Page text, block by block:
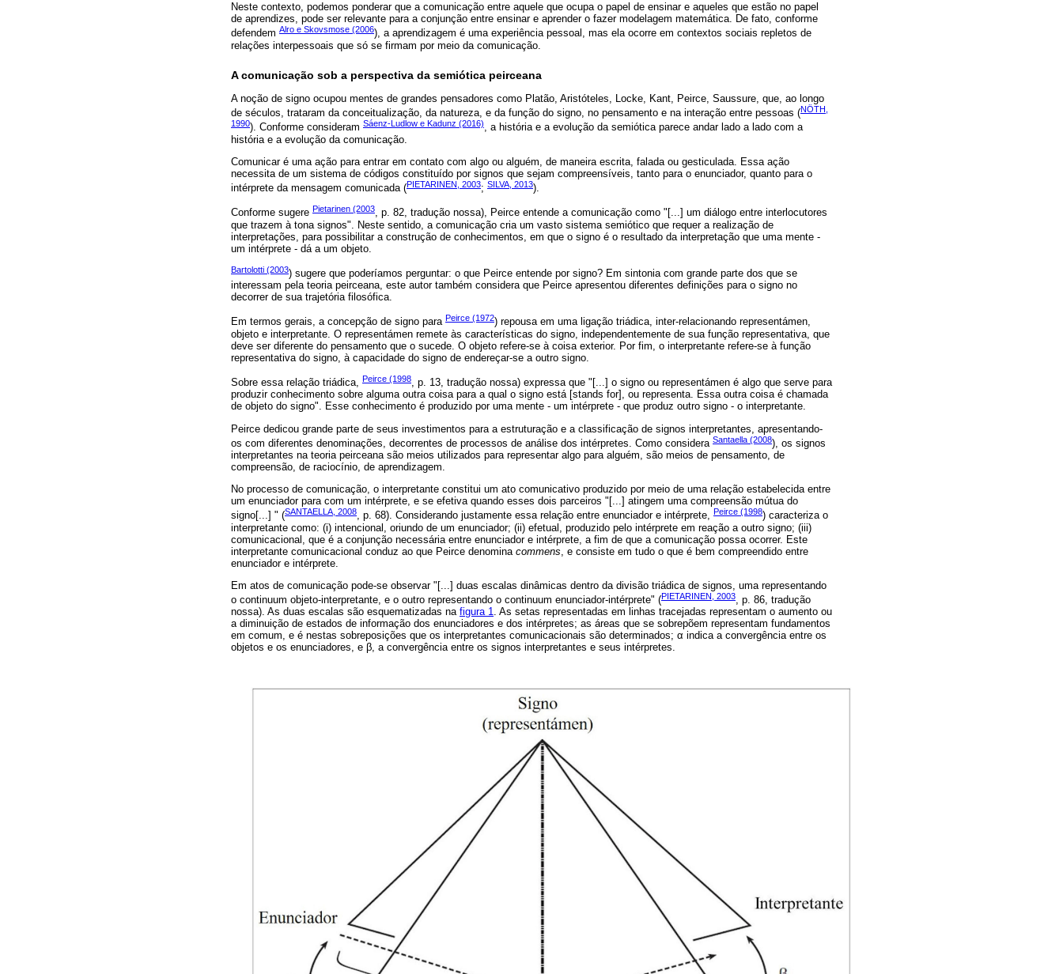
Neste contexto, podemos ponderar que a comunicação entre aquele que ocupa o papel de ensinar e aqueles que estão no papel
de aprendizes, pode ser relevante para a conjunção entre ensinar e aprender o fazer modelagem matemática. De fato, conforme
defendem Alro e Skovsmose (2006), a aprendizagem é uma experiência pessoal, mas ela ocorre em contextos sociais repletos de
relações interpessoais que só se firmam por meio da comunicação.
A comunicação sob a perspectiva da semiótica peirceana
A noção de signo ocupou mentes de grandes pensadores como Platão, Aristóteles, Locke, Kant, Peirce, Saussure, que, ao longo
de séculos, trataram da conceitualização, da natureza, e da função do signo, no pensamento e na interação entre pessoas (NÖTH,
1990). Conforme consideram Sáenz-Ludlow e Kadunz (2016), a história e a evolução da semiótica parece andar lado a lado com a
história e a evolução da comunicação.
Comunicar é uma ação para entrar em contato com algo ou alguém, de maneira escrita, falada ou gesticulada. Essa ação
necessita de um sistema de códigos constituído por signos que sejam compreensíveis, tanto para o enunciador, quanto para o
intérprete da mensagem comunicada (PIETARINEN, 2003; SILVA, 2013).
Conforme sugere Pietarinen (2003, p. 82, tradução nossa), Peirce entende a comunicação como "[...] um diálogo entre interlocutores
que trazem à tona signos". Neste sentido, a comunicação cria um vasto sistema semiótico que requer a realização de
interpretações, para possibilitar a construção de conhecimentos, em que o signo é o resultado da interpretação que uma mente -
um intérprete - dá a um objeto.
Bartolotti (2003) sugere que poderíamos perguntar: o que Peirce entende por signo? Em sintonia com grande parte dos que se
interessam pela teoria peirceana, este autor também considera que Peirce apresentou diferentes definições para o signo no
decorrer de sua trajetória filosófica.
Em termos gerais, a concepção de signo para Peirce (1972) repousa em uma ligação triádica, inter-relacionando representámen,
objeto e interpretante. O representámen remete às características do signo, independentemente de sua função representativa, que
deve ser diferente do pensamento que o sucede. O objeto refere-se à coisa exterior. Por fim, o interpretante refere-se à função
representativa do signo, à capacidade do signo de endereçar-se a outro signo.
Sobre essa relação triádica, Peirce (1998, p. 13, tradução nossa) expressa que "[...] o signo ou representámen é algo que serve para
produzir conhecimento sobre alguma outra coisa para a qual o signo está [stands for], ou representa. Essa outra coisa é chamada
de objeto do signo". Esse conhecimento é produzido por uma mente - um intérprete - que produz outro signo - o interpretante.
Peirce dedicou grande parte de seus investimentos para a estruturação e a classificação de signos interpretantes, apresentando-
os com diferentes denominações, decorrentes de processos de análise dos intérpretes. Como considera Santaella (2008), os signos
interpretantes na teoria peirceana são meios utilizados para representar algo para alguém, são meios de pensamento, de
compreensão, de raciocínio, de aprendizagem.
No processo de comunicação, o interpretante constitui um ato comunicativo produzido por meio de uma relação estabelecida entre
um enunciador para com um intérprete, e se efetiva quando esses dois parceiros "[...] atingem uma compreensão mútua do
signo[...] " (SANTAELLA, 2008, p. 68). Considerando justamente essa relação entre enunciador e intérprete, Peirce (1998) caracteriza o
interpretante como: (i) intencional, oriundo de um enunciador; (ii) efetual, produzido pelo intérprete em reação a outro signo; (iii)
comunicacional, que é a conjunção necessária entre enunciador e intérprete, a fim de que a comunicação possa ocorrer. Este
interpretante comunicacional conduz ao que Peirce denomina commens , e consiste em tudo o que é bem compreendido entre
enunciador e intérprete.
Em atos de comunicação pode-se observar "[...] duas escalas dinâmicas dentro da divisão triádica de signos, uma representando
o continuum objeto-interpretante, e o outro representando o continuum enunciador-intérprete" (PIETARINEN, 2003, p. 86, tradução
nossa). As duas escalas são esquematizadas na figura 1. As setas representadas em linhas tracejadas representam o aumento ou
a diminuição de estados de informação dos enunciadores e dos intérpretes; as áreas que se sobrepõem representam fundamentos
em comum, e é nestas sobreposições que os interpretantes comunicacionais são determinados; α indica a convergência entre os
objetos e os enunciadores, e β, a convergência entre os signos interpretantes e seus intérpretes.